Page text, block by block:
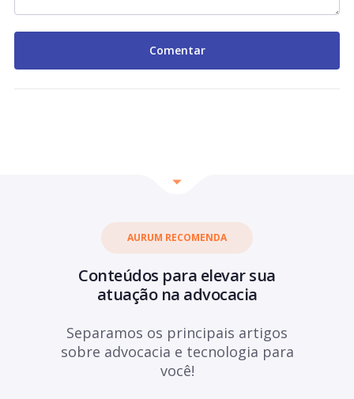
AURUM RECOMENDA
Conteúdos para elevar sua
atuação na advocacia
Separamos os principais artigos
sobre advocacia e tecnologia para
você!